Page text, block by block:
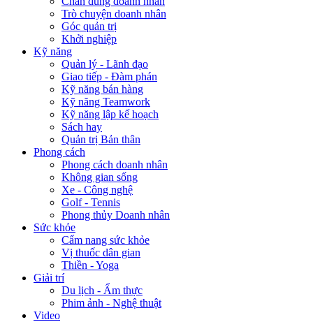
Trò chuyện doanh nhân
Góc quản trị
Khởi nghiệp
Kỹ năng
Quản lý - Lãnh đạo
Giao tiếp - Đàm phán
Kỹ năng bán hàng
Kỹ năng Teamwork
Kỹ năng lập kế hoạch
Sách hay
Quản trị Bản thân
Phong cách
Phong cách doanh nhân
Không gian sống
Xe - Công nghệ
Golf - Tennis
Phong thủy Doanh nhân
Sức khỏe
Cẩm nang sức khỏe
Vị thuốc dân gian
Thiền - Yoga
Giải trí
Du lịch - Ẩm thực
Phim ảnh - Nghệ thuật
Video